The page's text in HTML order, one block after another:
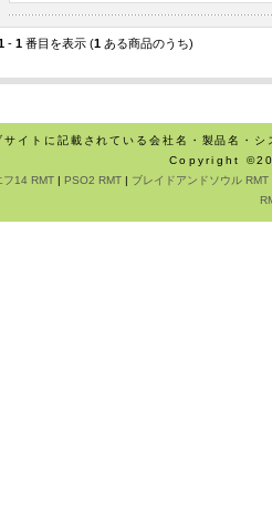
- 1 番目を表示 (1 ある商品のうち)
サイトに記載されている会社名・製品名・
Copyright
フ14 RMT| PSO2 RMT| ブレイドアンドソウル RMT